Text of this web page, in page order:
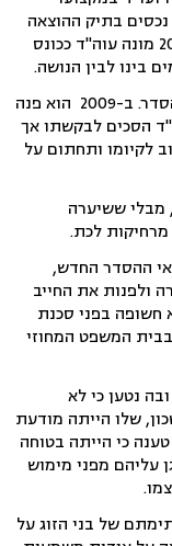
בתיק ההוצאה
לפועל של אחותו (הנושה). ואכן, בנובמבר 2005 מונה עוה"ד ככונס
בינו לבין הנושה.
חלף הזמן והחייב לא הצליח לעמוד בתנאי ההסדר. ב-2009 הוא פנה
הסכים לבקשתו אך
לקיומו ותחתום על
מבלי ששיערה
לכת.
ההסדר החדש,
ולפנות את החייב
חשופה בפני סכנת
בבית המשפט המחוזי
נטען כי לא
שלו הייתה מודעת
כי הייתה בטוחה
עליהם מפני מימוש
של בני הזוג על